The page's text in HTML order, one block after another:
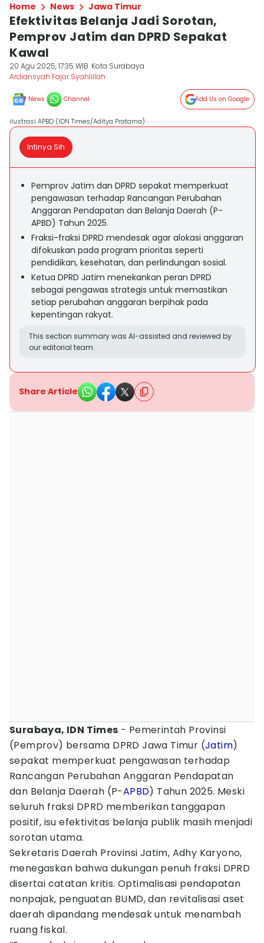
Home News Jawa Timur
Efektivitas Belanja Jadi Sorotan,
Pemprov Jatim dan DPRD Sepakat
Kawal
20 Agu 2025, 17:35 WIB Kota Surabaya
Ardiansyah Fajar Syahlillah
News Channel Add Us on Google
ilustrasi APBD (IDN Times/Aditya Pratama)
Intinya Sih
Pemprov Jatim dan DPRD sepakat memperkuat
pengawasan terhadap Rancangan Perubahan
Anggaran Pendapatan dan Belanja Daerah (P-
APBD) Tahun 2025.
Fraksi-fraksi DPRD mendesak agar alokasi anggaran
difokuskan pada program prioritas seperti
pendidikan, kesehatan, dan perlindungan sosial.
Ketua DPRD Jatim menekankan peran DPRD
sebagai pengawas strategis untuk memastikan
setiap perubahan anggaran berpihak pada
kepentingan rakyat.
This section summary was AI-assisted and reviewed by
our editorial team.
Share Article
Surabaya, IDN Times - Pemerintah Provinsi
(Pemprov) bersama DPRD Jawa Timur (Jatim)
sepakat memperkuat pengawasan terhadap
Rancangan Perubahan Anggaran Pendapatan
dan Belanja Daerah (P-APBD) Tahun 2025. Meski
seluruh fraksi DPRD memberikan tanggapan
positif, isu efektivitas belanja publik masih menjadi
sorotan utama.
Sekretaris Daerah Provinsi Jatim, Adhy Karyono,
menegaskan bahwa dukungan penuh fraksi DPRD
disertai catatan kritis. Optimalisasi pendapatan
nonpajak, penguatan BUMD, dan revitalisasi aset
daerah dipandang mendesak untuk menambah
ruang fiskal.